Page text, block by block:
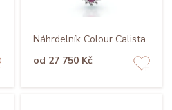
Náhrdelník Colour Calista
od 27 750 Kč